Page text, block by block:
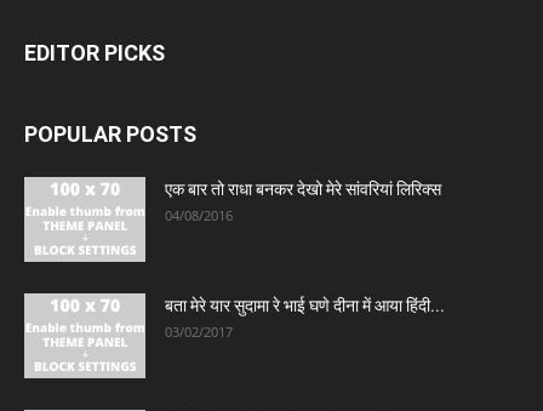
EDITOR PICKS
POPULAR POSTS
एक बार तो राधा बनकर देखो मेरे सांवरियां लिरिक्स
04/08/2016
बता मेरे यार सुदामा रे भाई घणे दीना में आया हिंदी...
03/02/2017